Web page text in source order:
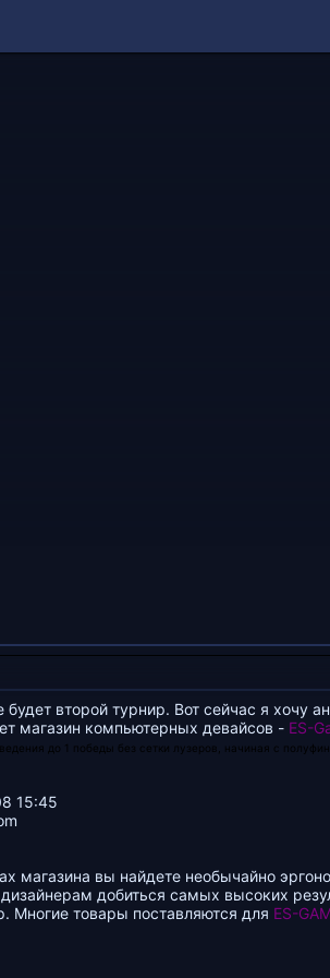
второй турнир. Вот сейчас я хочу
магазин компьютерных девайсов - ES-
до 1 победы без сетки лузеров, начиная с
15:45
магазина вы найдете необычайно
добиться самых высоких
Многие товары поставляются для ES-